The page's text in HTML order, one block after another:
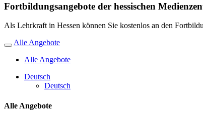
Fortbildungsangebote der hessischen
Als Lehrkraft in Hessen können Sie kostenlos an den
Alle Angebote
Alle Angebote
Deutsch
Deutsch
Alle Angebote